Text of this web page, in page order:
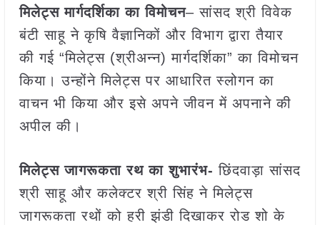
मिलेट्स मार्गदर्शिका का विमोचन– सांसद श्री विवेक
बंटी साहू ने कृषि वैज्ञानिकों और विभाग द्वारा तैयार
की गई “मिलेट्स (श्रीअन्न) मार्गदर्शिका” का विमोचन
किया। उन्होंने मिलेट्स पर आधारित स्लोगन का
वाचन भी किया और इसे अपने जीवन में अपनाने की
अपील की।
मिलेट्स जागरूकता रथ का शुभारंभ-छिंदवाड़ा सांसद
श्री साहू और कलेक्टर श्री सिंह ने मिलेट्स
जागरूकता रथों को हरी झंडी दिखाकर रोड शो के